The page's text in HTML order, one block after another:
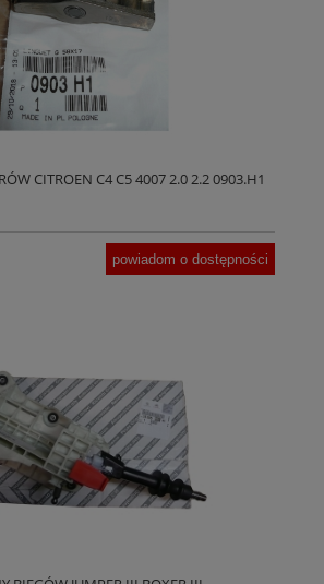
CITROEN C4 C5 4007 2.0 2.2 0903.H1
powiadom o dostępności